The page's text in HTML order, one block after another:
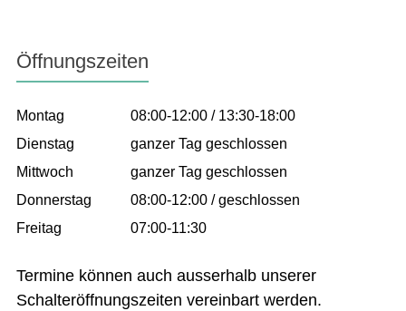
Öffnungszeiten
Montag
08:00-12:00 / 13:30-18:00
Dienstag
ganzer Tag geschlossen
Mittwoch
ganzer Tag geschlossen
Donnerstag
08:00-12:00 / geschlossen
Freitag
07:00-11:30
Termine können auch ausserhalb unserer
Schalteröffnungszeiten vereinbart werden.